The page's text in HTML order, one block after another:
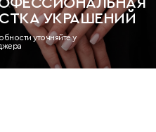
УКРАШЕНИЙ
уточняйте у